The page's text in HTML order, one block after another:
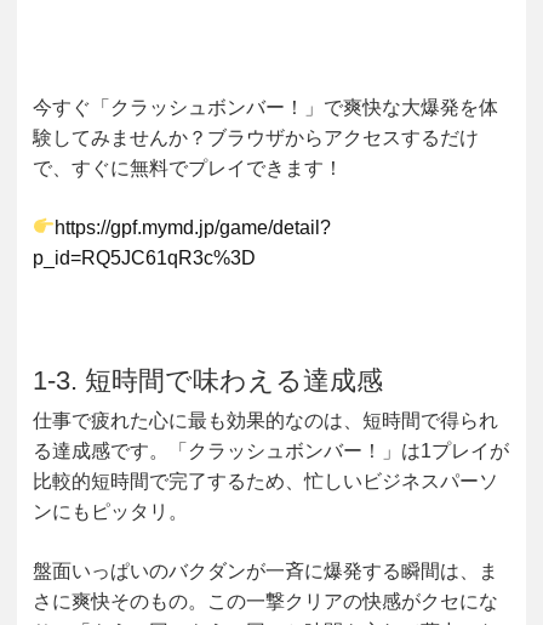
今すぐ「クラッシュボンバー！」で爽快な大爆発を体
験してみませんか？ブラウザからアクセスするだけ
で、すぐに無料でプレイできます！
https://gpf.mymd.jp/game/detail?
p_id=RQ5JC61qR3c%3D
1-3. 短時間で味わえる達成感
仕事で疲れた心に最も効果的なのは、短時間で得られ
る達成感です。「クラッシュボンバー！」は1プレイが
比較的短時間で完了するため、忙しいビジネスパーソ
ンにもピッタリ。
盤面いっぱいのバクダンが一斉に爆発する瞬間は、ま
さに爽快そのもの。この一撃クリアの快感がクセにな